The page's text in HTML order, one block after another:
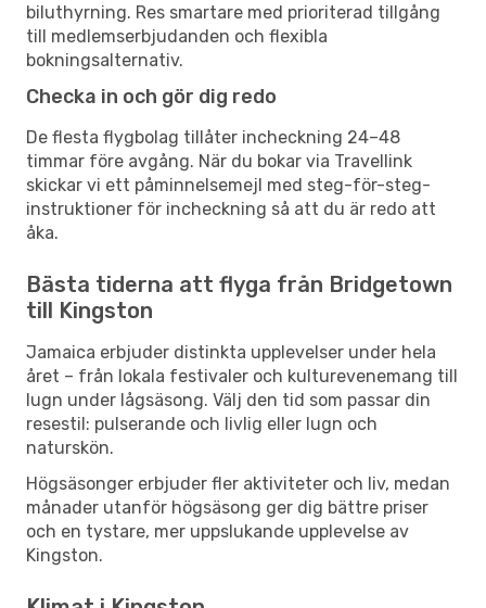
biluthyrning. Res smartare med prioriterad tillgång
till medlemserbjudanden och flexibla
bokningsalternativ.
Checka in och gör dig redo
De flesta flygbolag tillåter incheckning 24–48
timmar före avgång. När du bokar via Travellink
skickar vi ett påminnelsemejl med steg-för-steg-
instruktioner för incheckning så att du är redo att
åka.
Bästa tiderna att flyga från Bridgetown
till Kingston
Jamaica erbjuder distinkta upplevelser under hela
året – från lokala festivaler och kulturevenemang till
lugn under lågsäsong. Välj den tid som passar din
resestil: pulserande och livlig eller lugn och
naturskön.
Högsäsonger erbjuder fler aktiviteter och liv, medan
månader utanför högsäsong ger dig bättre priser
och en tystare, mer uppslukande upplevelse av
Kingston.